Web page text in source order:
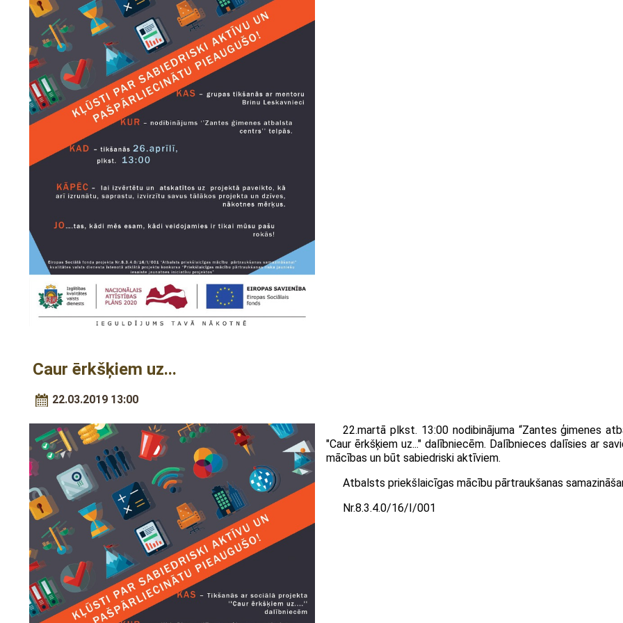
Caur ērkšķiem uz...
22.03.2019 13:00
22.martā plkst. 13:00 nodibinājuma “Zantes ģimenes
"Caur ērkšķiem uz..." dalībniecēm. Dalībnieces dalīsies ar
mācības un būt sabiedriski aktīviem.
Atbalsts priekšlaicīgas mācību pārtraukšanas
Nr.8.3.4.0/16/I/001